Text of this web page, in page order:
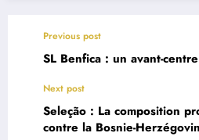
Previous post
SL Benfica : un avant-
Next post
Seleção : La composition
contre la Bosnie-